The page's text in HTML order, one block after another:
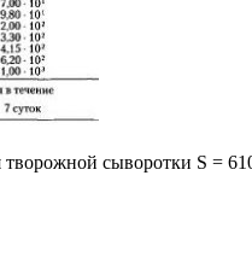
сыворотки S =